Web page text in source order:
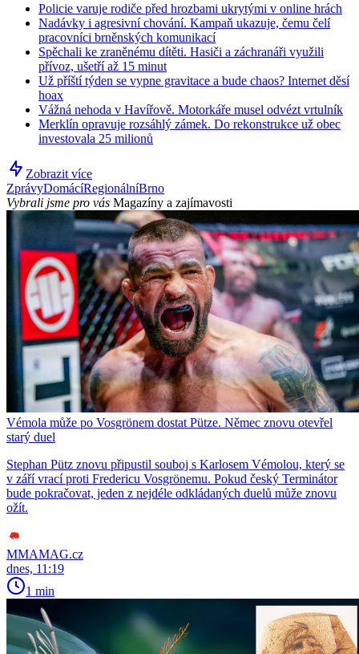
Policie varuje rodiče před hrozbami ukrytými v online hrách
Nadávky i agresivní chování. Kampaň ukazuje, čemu čelí
pracovníci brněnských komunikací
Spěchali ke zraněnému dítěti. Hasiči a záchranáři využili
přívoz, ušetří až 15 minut
Už příští týden se vypne gravitace a bude chaos? Internet děsí
hoax
Vážná nehoda v Havířově. Motorkáře musel odvézt vrtulník
Merklín opravuje rozsáhlý zámek. Do rekonstrukce už obec
investovala 25 milionů
Zobrazit více
ZprávyDomácíRegionálníBrno
Vybrali jsme pro vás Magazíny a zajímavosti
Vémola může po Vosgrönem dostat Pütze. Němec znovu otevřel
starý duel
Stephan Pütz znovu připustil souboj s Karlosem Vémolou, který se
v září vrací proti Fredericu Vosgrönemu. Pokud český Terminátor
bude pokračovat, jeden z nejdéle odkládaných duelů může znovu
ožít.
MMAMAG.cz
dnes, 11:19
1 min